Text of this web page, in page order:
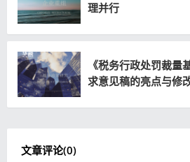
理并行
《税务行政处罚裁
求意见稿的亮点与修
文章评论(0)